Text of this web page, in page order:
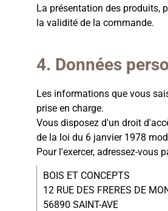
La présentation des produits,
la validité de la commande.
Données
Les informations que vous
prise en charge.
Vous disposez d'un droit
de la loi du 6 janvier 1978
Pour l'exercer, adressez-vous
BOIS ET CONCEPTS
12 RUE DES FRERES DE
56890 SAINT-AVE